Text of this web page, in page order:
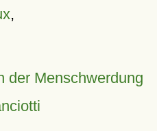
,
der Menschwerdung